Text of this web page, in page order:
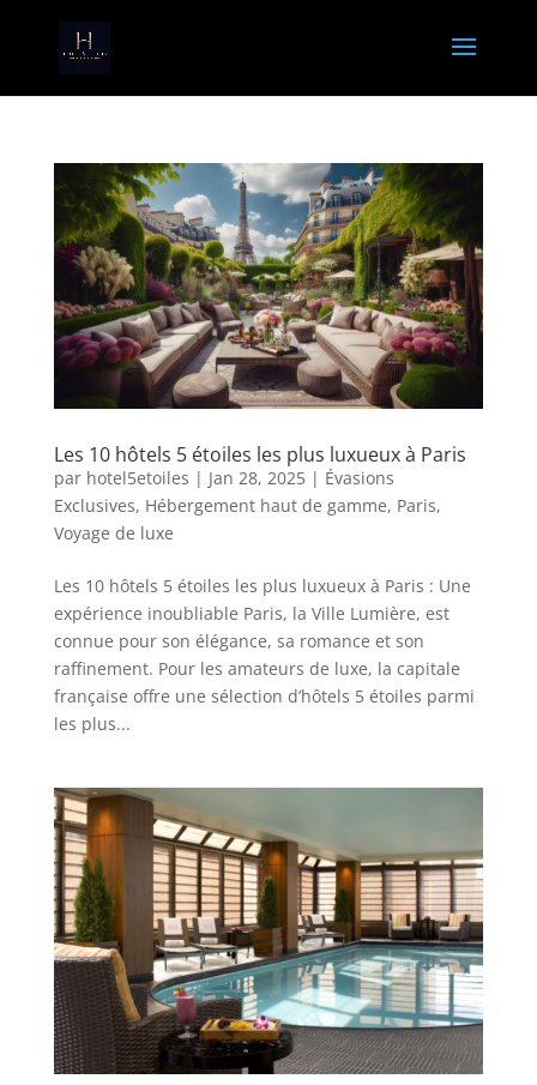
Les 10 hôtels 5 étoiles les plus luxueux à Paris
par hotel5etoiles | Jan 28, 2025| Évasions
Exclusives, Hébergement haut de gamme, Paris,
Voyage de luxe
Les 10 hôtels 5 étoiles les plus luxueux à Paris : Une
expérience inoubliable Paris, la Ville Lumière, est
connue pour son élégance, sa romance et son
raffinement. Pour les amateurs de luxe, la capitale
française offre une sélection d’hôtels 5 étoiles parmi
les plus...